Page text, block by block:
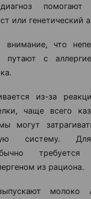
помогают
или генетический
что
путают с
из-за
чаще всего
могут
систему.
требуется
из рациона.
молоко